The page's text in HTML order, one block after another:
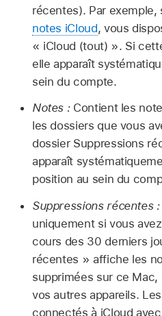
récentes). Par exemple,
notes iCloud, vous
« iCloud (tout) ». Si
elle apparaît
sein du compte.
Notes :Contient les
les dossiers que vous
dossier Suppressions
apparaît
position au sein du
Suppressions récentes :
uniquement si vous
cours des 30 derniers
récentes » affiche les
supprimées sur ce
vos autres appareils.
connectés à iCloud